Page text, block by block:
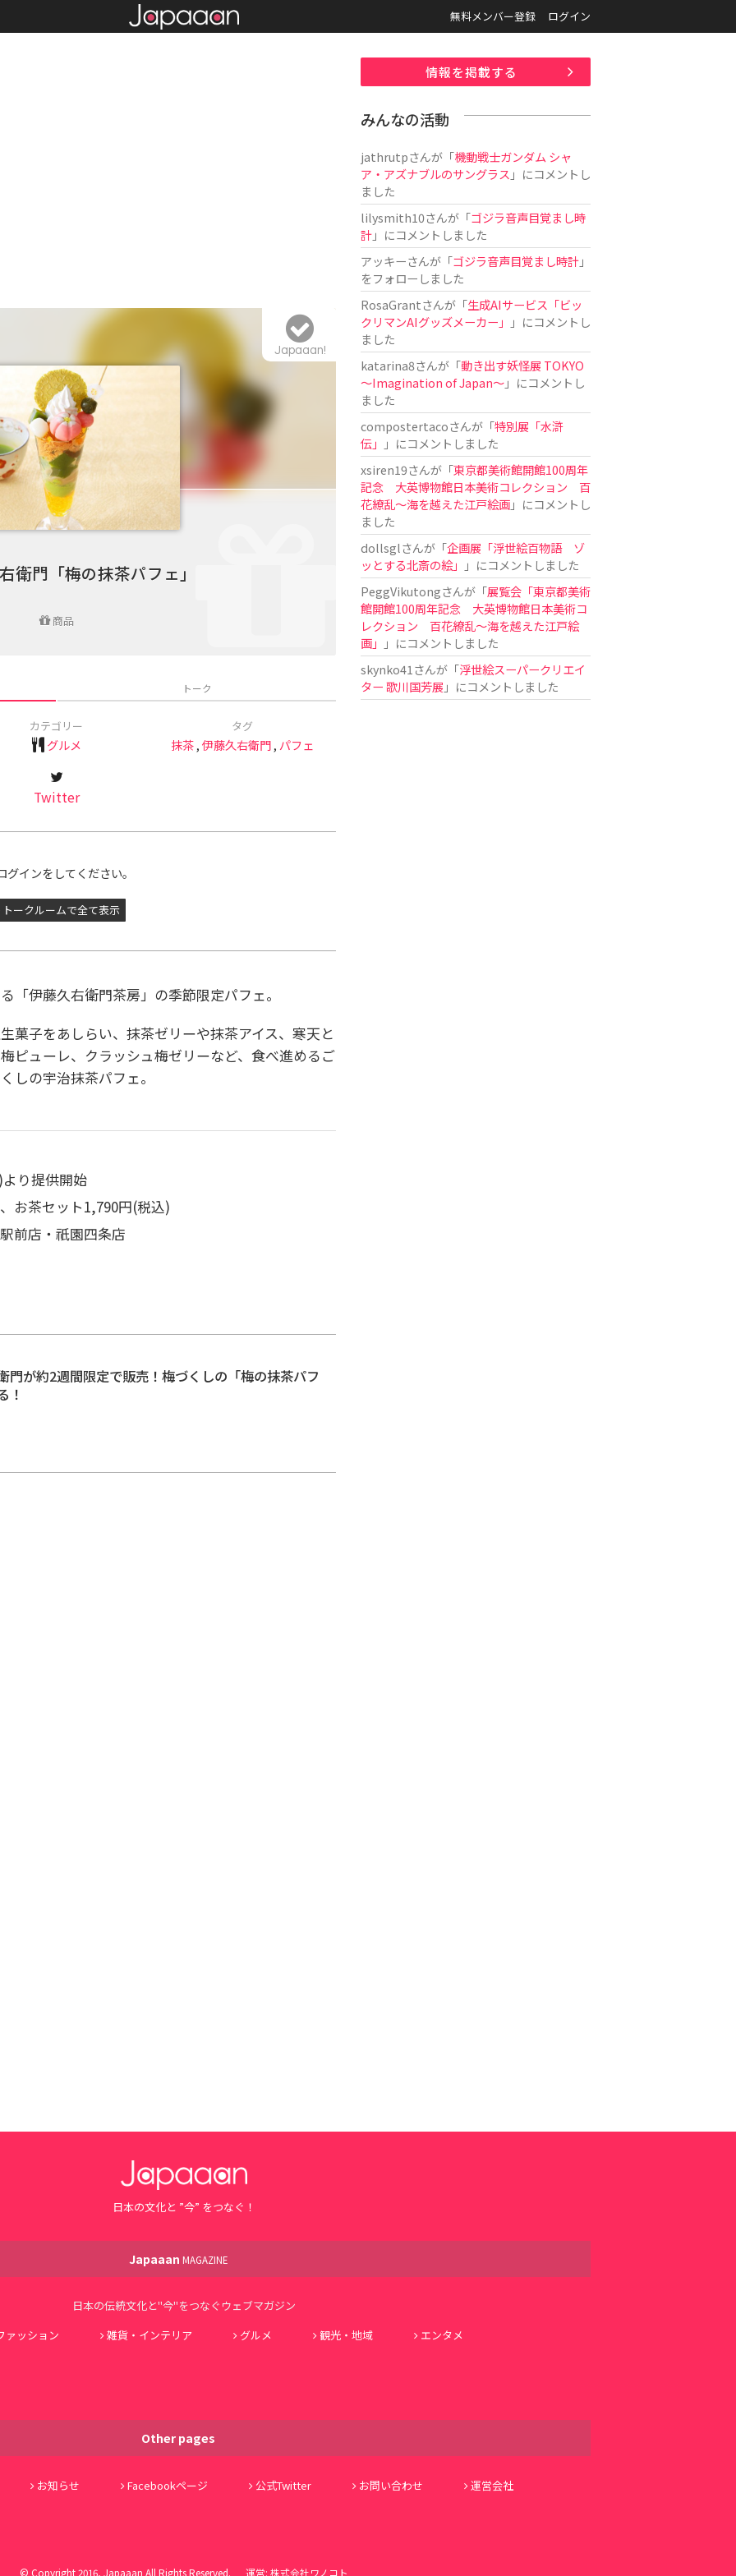
無料メンバー登録 ログイン
衛門「梅の抹茶パフェ」
商品
Japaaan!
トーク
カテゴリー
グルメ
タグ
抹茶,伊藤久右衛門, パフェ
Twitter
インをしてください。
トークルームで全て表示
「伊藤久右衛門茶房」の季節限定パフェ。
菓子をあしらい、抹茶ゼリーや抹茶アイス、寒天と
ピューレ、クラッシュ梅ゼリーなど、食べ進めるご
しの宇治抹茶パフェ。
り提供開始
お茶セット1,790円(税込)
前店・祇園四条店
門が約2週間限定で販売！梅づくしの「梅の抹茶パフ
！
情報を掲載する
みんなの活動
jathrutpさんが「機動戦士ガンダム シャ
ア・アズナブルのサングラス 」にコメントし
ました
lilysmith10さんが「ゴジラ音声目覚まし時
計」にコメントしました
アッキーさんが「ゴジラ音声目覚まし時計」
をフォローしました
RosaGrantさんが「生成AIサービス「ビッ
クリマンAIグッズメーカー」
」にコメントし
ました
katarina8さんが「動き出す妖怪展 TOKYO
〜Imagination of Japan〜」にコメントし
ました
compostertacoさんが「特別展「水滸
伝」
」にコメントしました
xsiren19さんが「東京都美術館開館100周年
記念 大英博物館日本美術コレクション 百
花繚乱～海を越えた江戸絵画」にコメントし
ました
dollsglさんが「企画展「浮世絵百物語 ゾ
ッとする北斎の絵」
」にコメントしました
PeggVikutongさんが「展覧会「東京都美術
館開館100周年記念 大英博物館日本美術コ
レクション 百花繚乱〜海を越えた江戸絵
画」
」にコメントしました
skynko41 さんが「浮世絵スーパークリエイ
ター 歌川国芳展 」にコメントしました
日本の文化と ”今” をつなぐ！
Japaaan MAGAZINE
日本の伝統文化と"今"をつなぐウェブマガジン
ァッション 雑貨・インテリア グルメ 観光・地域
エンタメ
Other pages
お知らせ Facebookページ 公式Twitter お問い合わせ 運営会社
© Copyright 2016, Japaaan All Rights Reserved. 運営: 株式会社ワノコト